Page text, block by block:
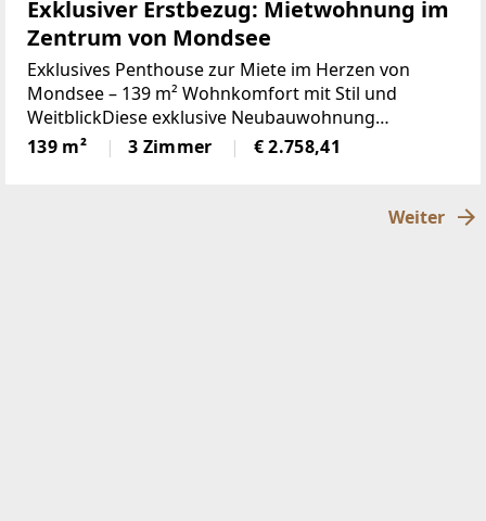
Exklusiver Erstbezug: Mietwohnung im
Zentrum von Mondsee
Exklusives Penthouse zur Miete im Herzen von
Mondsee – 139 m² Wohnkomfort mit Stil und
WeitblickDiese exklusive Neubauwohnung
(Erstbezug) überzeugt durch modernes Design,
großzügige Raumaufteilung und eine
139 m² 3 Zimmer € 2.758,41
Weiter